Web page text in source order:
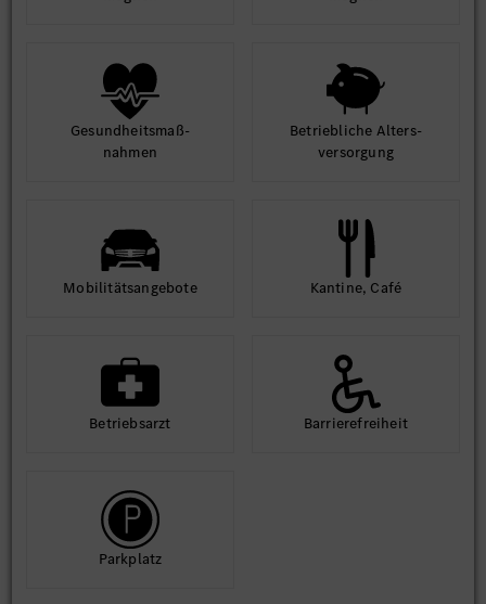
Gesund­heits­maß­
nahmen
Betrieb­liche Alters­
ver­sorgung
Mobilitäts­angebote Kantine, Café
Betriebs­arzt Barriere­frei­heit
Park­platz